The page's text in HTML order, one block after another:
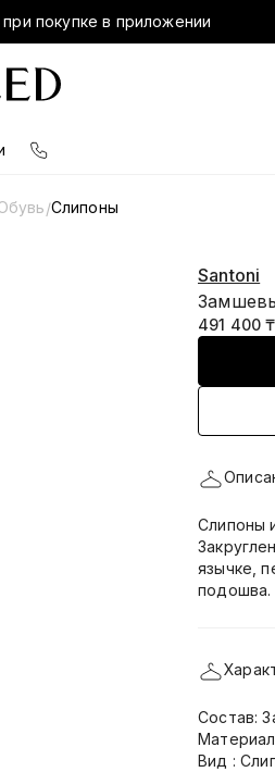
покупке в приложении
/Слипоны
Santoni
491 400 ₸
Слипоны
язычке,
подошва.
Состав:
Вид :